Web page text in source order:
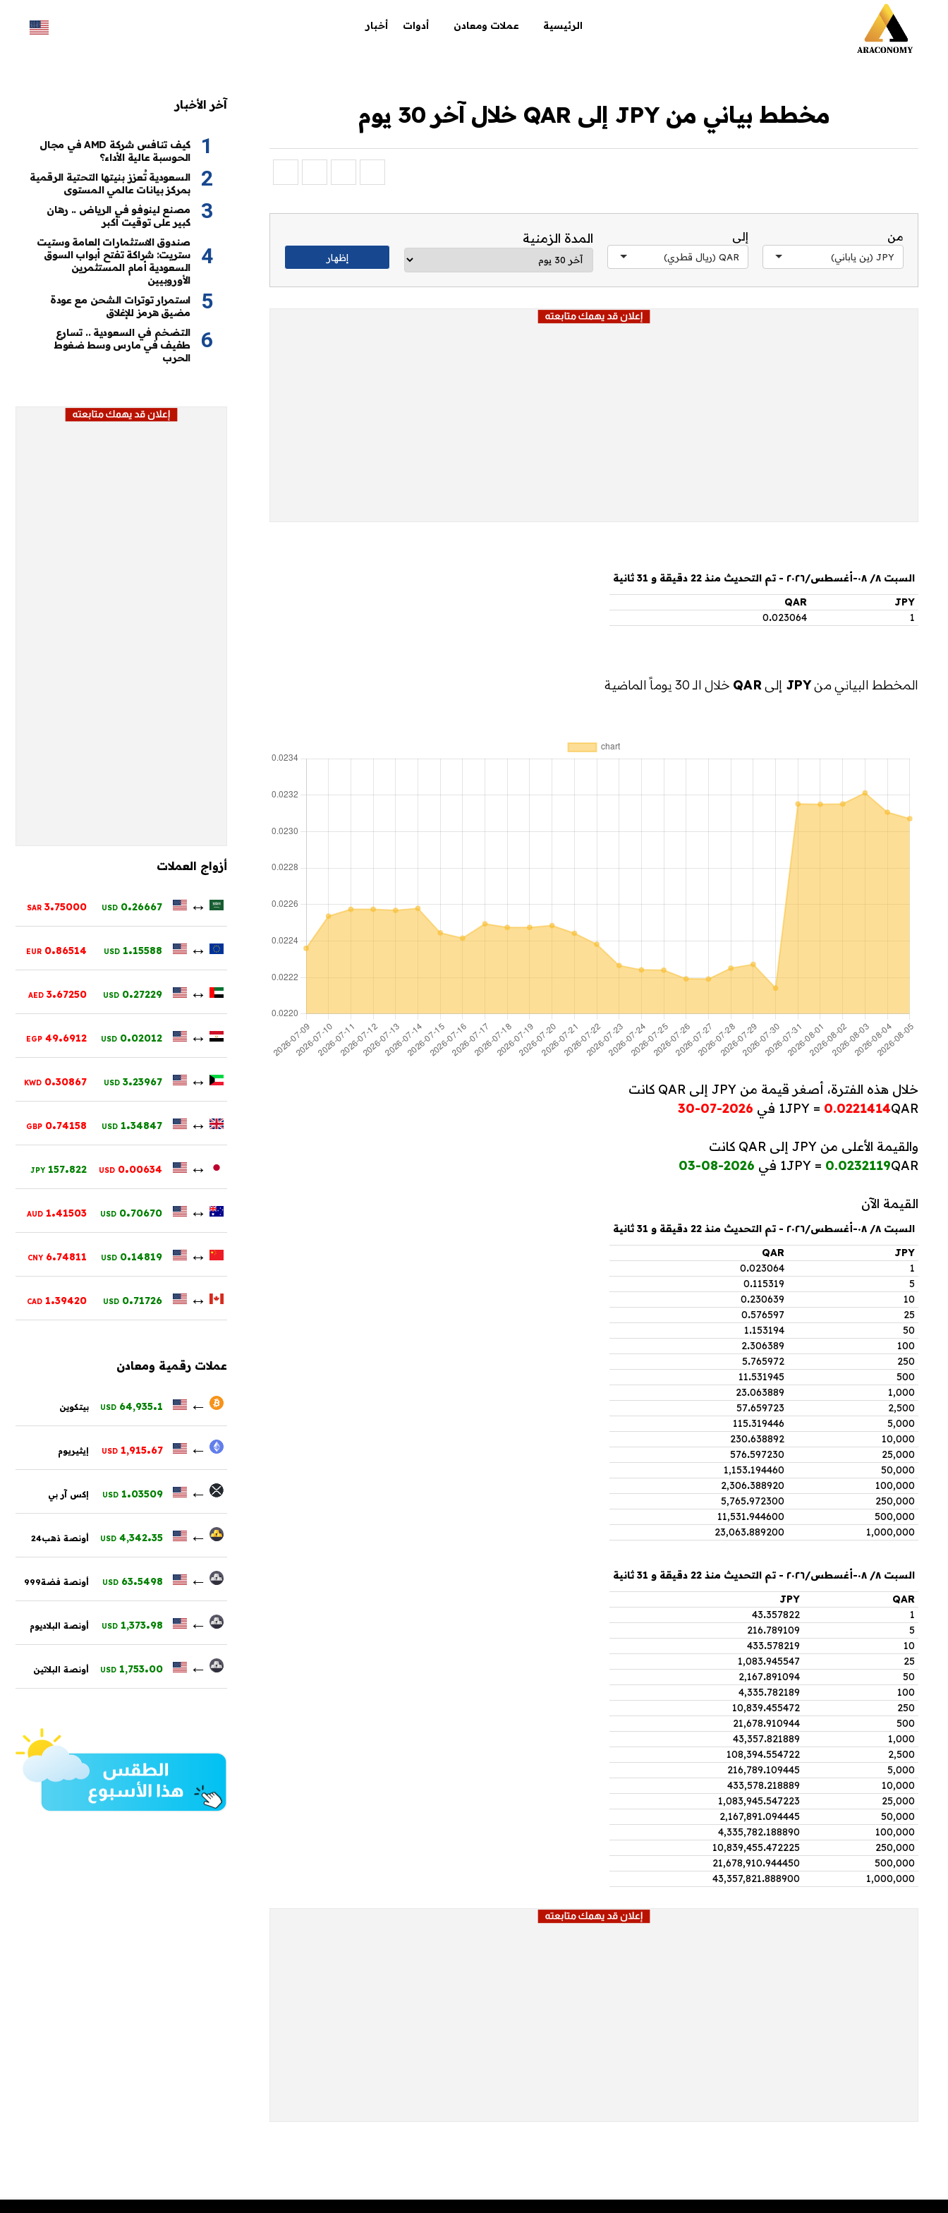
الرئيسية عملات ومعادن أدوات أخبار
مخطط بياني من JPY إلى QAR خلال آخر 30 يوم
من
JPY (ين ياباني)
إلى
QAR (ريال قطري)
المدة الزمنية
السبت ٨/ ٠٨-أغسطس/٢٠٢٦ - تم التحديث منذ 22 دقيقة و 31 ثانية
JPY
QAR
1
0.023064
المخطط البياني منJPY إلىQAR خلال الـ 30 يوماً الماضية
خلال هذه الفترة، أصغر قيمة من JPY إلى QAR كانت
1JPY = 0.0221414QAR في 2026-07-30
والقيمة الأعلى من JPY إلى QAR كانت
1JPY = 0.0232119QAR في 2026-08-03
القيمة الآن
السبت ٨/ ٠٨-أغسطس/٢٠٢٦ - تم التحديث منذ 22 دقيقة و 31 ثانية
JPY
QAR
1
0.023064
5
0.115319
10
0.230639
25
0.576597
50
1.153194
100
2.306389
250
5.765972
500
11.531945
1,000
23.063889
2,500
57.659723
5,000
115.319446
10,000
230.638892
25,000
576.597230
50,000
1,153.194460
100,000
2,306.388920
250,000
5,765.972300
500,000
11,531.944600
1,000,000
23,063.889200
السبت ٨/ ٠٨-أغسطس/٢٠٢٦ - تم التحديث منذ 22 دقيقة و 31 ثانية
QAR
JPY
1
43.357822
5
216.789109
10
433.578219
25
1,083.945547
50
2,167.891094
100
4,335.782189
250
10,839.455472
500
21,678.910944
1,000
43,357.821889
2,500
108,394.554722
5,000
216,789.109445
10,000
433,578.218889
25,000
1,083,945.547223
50,000
2,167,891.094445
100,000
4,335,782.188890
250,000
10,839,455.472225
500,000
21,678,910.944450
1,000,000
43,357,821.888900
آخر الأخبار
كيف تنافس شركة AMD في مجال
الحوسبة عالية الأداء؟
السعودية تُعزز بنيتها التحتية الرقمية
بمركز بيانات عالمي المستوى
مصنع لينوفو في الرياض .. رهان
كبير على توقيت أكبر
صندوق الاستثمارات العامة وستيت
ستريت: شراكة تفتح أبواب السوق
السعودية أمام المستثمرين
الأوروبيين
استمرار توترات الشحن مع عودة
مضيق هرمز للإغلاق
التضخم في السعودية .. تسارع
طفيف في مارس وسط ضغوط
الحرب
أزواج العملات
↔
0.26667
USD
3.75000
SAR
↔
1.15588
USD
0.86514
EUR
↔
0.27229
USD
3.67250
AED
↔
0.02012
USD
49.6912
EGP
↔
3.23967
USD
0.30867
KWD
↔
1.34847
USD
0.74158
GBP
↔
0.00634
USD
157.822
JPY
↔
0.70670
USD
1.41503
AUD
↔
0.14819
USD
6.74811
CNY
↔
0.71726
USD
1.39420
CAD
عملات رقمية ومعادن
←
64,935.1
USD بيتكوين
←
1,915.67
USD إيثيريوم
←
1.03509
USD إكس آر بي
←
4,342.35
USD أونصة ذهب24
←
63.5498
USD أونصة فضة999
←
1,373.98
USD أونصة البلاديوم
←
1,753.00
USD أونصة البلاتين